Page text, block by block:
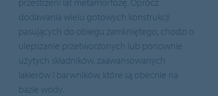
dodawania wielu gotowych konstrukcji
pasujących do obiegu zamkniętego, chodzi o
ulepszanie przetworzonych lub ponownie
użytych składników, zaawansowanych
lakierów i barwników, które są obecnie na
bazie wody.